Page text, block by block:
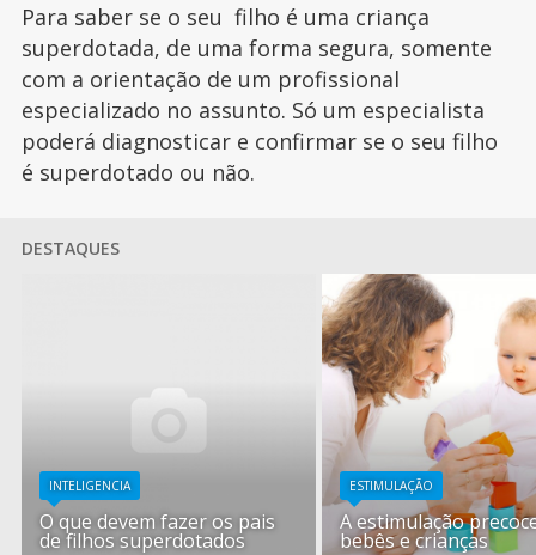
Para saber se o seu filho é uma criança
superdotada, de uma forma segura, somente
com a orientação de um profissional
especializado no assunto. Só um especialista
poderá diagnosticar e confirmar se o seu filho
é superdotado ou não.
DESTAQUES
INTELIGENCIA
O que devem fazer os pais
de filhos superdotados
ESTIMULAÇÃO
A estimulação
bebês e crianças